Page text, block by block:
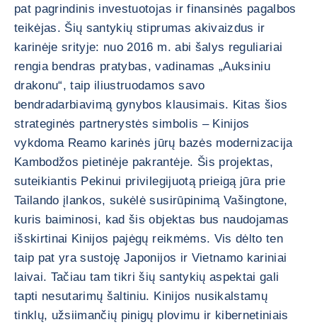
pat pagrindinis investuotojas ir finansinės pagalbos
teikėjas. Šių santykių stiprumas akivaizdus ir
karinėje srityje: nuo 2016 m. abi šalys reguliariai
rengia bendras pratybas, vadinamas „Auksiniu
drakonu“, taip iliustruodamos savo
bendradarbiavimą gynybos klausimais. Kitas šios
strateginės partnerystės simbolis – Kinijos
vykdoma Reamo karinės jūrų bazės modernizacija
Kambodžos pietinėje pakrantėje. Šis projektas,
suteikiantis Pekinui privilegijuotą prieigą jūra prie
Tailando įlankos, sukėlė susirūpinimą Vašingtone,
kuris baiminosi, kad šis objektas bus naudojamas
išskirtinai Kinijos pajėgų reikmėms. Vis dėlto ten
taip pat yra sustoję Japonijos ir Vietnamo kariniai
laivai. Tačiau tam tikri šių santykių aspektai gali
tapti nesutarimų šaltiniu. Kinijos nusikalstamų
tinklų, užsiimančių pinigų plovimu ir kibernetiniais